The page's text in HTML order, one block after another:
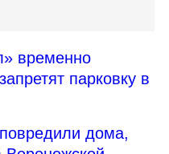
временно
парковку в
дома,